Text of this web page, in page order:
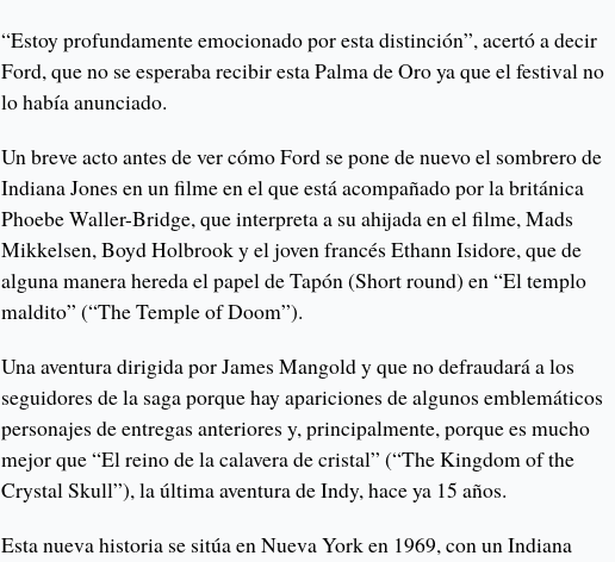
“Estoy profundamente emocionado por esta distinción”, acertó a decir
Ford, que no se esperaba recibir esta Palma de Oro ya que el festival no
lo había anunciado.
Un breve acto antes de ver cómo Ford se pone de nuevo el sombrero de
Indiana Jones en un filme en el que está acompañado por la británica
Phoebe Waller-Bridge, que interpreta a su ahijada en el filme, Mads
Mikkelsen, Boyd Holbrook y el joven francés Ethann Isidore, que de
alguna manera hereda el papel de Tapón (Short round) en “El templo
maldito” (“The Temple of Doom”).
Una aventura dirigida por James Mangold y que no defraudará a los
seguidores de la saga porque hay apariciones de algunos emblemáticos
personajes de entregas anteriores y, principalmente, porque es mucho
mejor que “El reino de la calavera de cristal” (“The Kingdom of the
Crystal Skull”), la última aventura de Indy, hace ya 15 años.
Esta nueva historia se sitúa en Nueva York en 1969, con un Indiana